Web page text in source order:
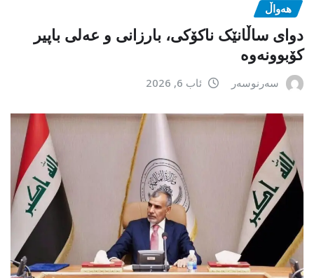
هەواڵ
دوای ساڵانێک ناکۆکی، بارزانی و عەلی باپیر
کۆبوونەوە
سەرنوسەر ئاب 6, 2026